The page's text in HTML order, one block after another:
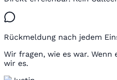
Rückmeldung nach jedem
Wir fragen, wie es war.
wir es.